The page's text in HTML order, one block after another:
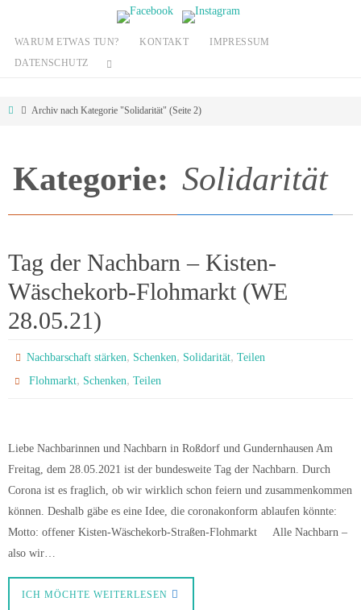
WARUM ETWAS TUN? KONTAKT
IMPRESSUM
DATENSCHUTZ
StartArchiv nach Kategorie "Solidarität" (Seite 2)
Kategorie: Solidarität
Tag der Nachbarn – Kisten-
Wäschekorb-Flohmarkt (WE
28.05.21)
Nachbarschaft stärken, Schenken, Solidarität,Teilen
Flohmarkt, Schenken,Teilen
Liebe Nachbarinnen und Nachbarn in Roßdorf und Gundernhausen Am
Freitag, dem 28.05.2021 ist der bundesweite Tag der Nachbarn. Durch
Corona ist es fraglich, ob wir wirklich schon feiern und zusammenkommen
können. Deshalb gäbe es eine Idee, die coronakonform ablaufen könnte:
Motto: offener Kisten-Wäschekorb-Straßen-Flohmarkt Alle Nachbarn –
also wir…
ICH MÖCHTE WEITERLESEN